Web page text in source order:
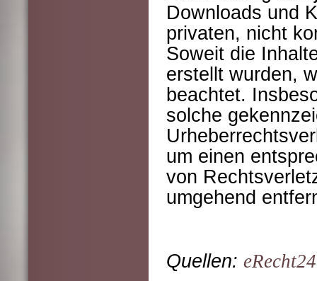
Downloads und
privaten, nicht
Soweit die
erstellt wurden,
beachtet.
solche
um einen
von
umgehend
Quellen: